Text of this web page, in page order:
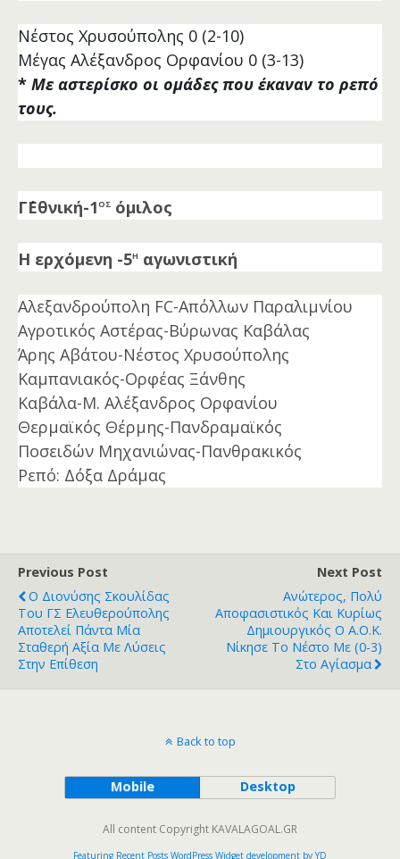
Νέστος Χρυσούπολης 0 (2-10)
Μέγας Αλέξανδρος Ορφανίου 0 (3-13)
* Με αστερίσκο οι ομάδες που έκαναν το ρεπό
τους.
Γ΄Εθνική-1ος όμιλος
Η ερχόμενη -5η αγωνιστική
Αλεξανδρούπολη FC-Απόλλων Παραλιμνίου
Αγροτικός Αστέρας-Βύρωνας Καβάλας
Άρης Αβάτου-Νέστος Χρυσούπολης
Καμπανιακός-Ορφέας Ξάνθης
Καβάλα-Μ. Αλέξανδρος Ορφανίου
Θερμαϊκός Θέρμης-Πανδραμαϊκός
Ποσειδών Μηχανιώνας-Πανθρακικός
Ρεπό: Δόξα Δράμας
Previous Post
Ο Διονύσης Σκουλίδας
Του ΓΣ Ελευθερούπολης
Αποτελεί Πάντα Μία
Σταθερή Αξία Με Λύσεις
Στην Επίθεση
Next Post
Ανώτερος, Πολύ
Αποφασιστικός Και Κυρίως
Δημιουργικός Ο Α.Ο.Κ.
Νίκησε Το Νέστο Με (0-3)
Στο Αγίασμα
Back to top
Mobile Desktop
All content Copyright KAVALAGOAL.GR
Featuring Recent Posts WordPress Widget development by YD